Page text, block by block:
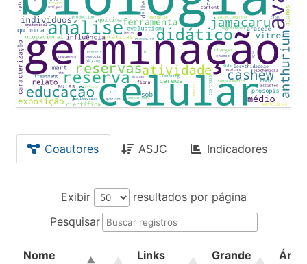
Coautores ASJC Indicadores
Exibir
resultados por página
Pesquisar
Nome Links
Grande
Área